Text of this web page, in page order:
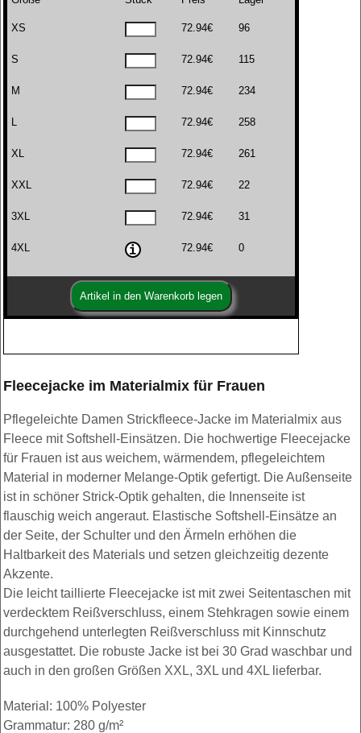
XS 72.94€ 96
S 72.94€ 115
M 72.94€ 234
L 72.94€ 258
XL 72.94€ 261
XXL 72.94€ 22
3XL 72.94€ 31
4XL 72.94€ 0
Fleecejacke im Materialmix für Frauen
Pflegeleichte Damen Strickfleece-Jacke im Materialmix aus
Fleece mit Softshell-Einsätzen. Die hochwertige Fleecejacke
für Frauen ist aus weichem, wärmendem, pflegeleichtem
Material in moderner Melange-Optik gefertigt. Die Außenseite
ist in schöner Strick-Optik gehalten, die Innenseite ist
flauschig weich angeraut. Elastische Softshell-Einsätze an
der Seite, der Schulter und den Ärmeln erhöhen die
Haltbarkeit des Materials und setzen gleichzeitig dezente
Akzente.
Die leicht taillierte Fleecejacke ist mit zwei Seitentaschen mit
verdecktem Reißverschluss, einem Stehkragen sowie einem
durchgehend unterlegten Reißverschluss mit Kinnschutz
ausgestattet. Die robuste Jacke ist bei 30 Grad waschbar und
auch in den großen Größen XXL, 3XL und 4XL lieferbar.
Material: 100% Polyester
Grammatur: 280 g/m²